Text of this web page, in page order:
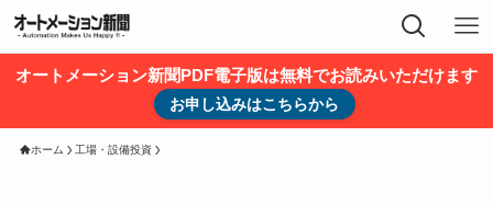
オートメーション新聞PDF電子版は無料でお読みいただけます
お申し込みはこちらから
ホーム 工場・設備投資